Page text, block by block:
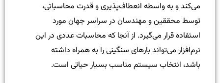
می‌کند و به واسطه انعطاف‌پذیری و قدرت محاسباتی،
توسط محققین و مهندسان در سراسر جهان مورد
استفاده قرار می‌گیرد. از آنجا که محاسبات عددی در این
نرم‌افزار می‌تواند بارهای سنگینی را به همراه داشته
باشد، انتخاب سیستم مناسب بسیار حیاتی است.